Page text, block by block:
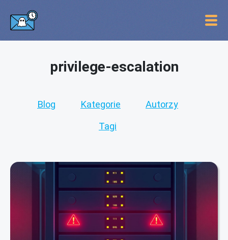
privilege-escalation
Blog Kategorie Autorzy
Tagi